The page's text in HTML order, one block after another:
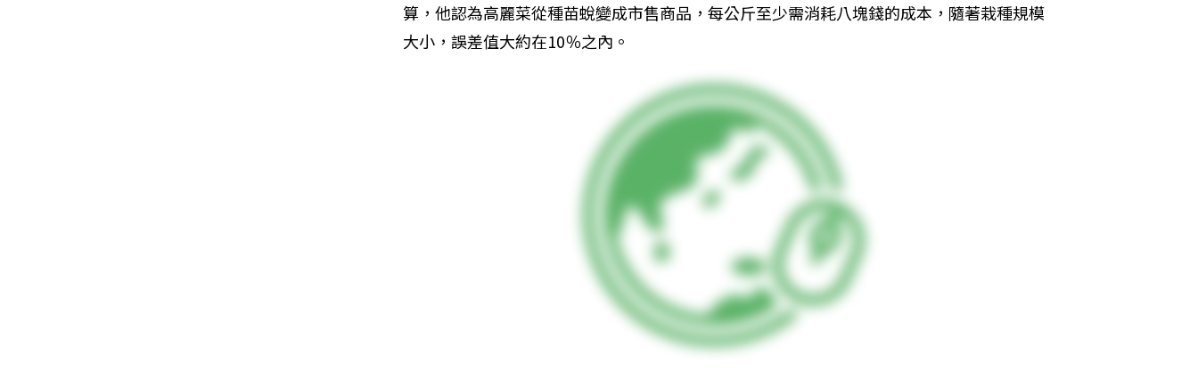
算，他認為高麗菜從種苗蛻變成市售商品，每公斤至少需消耗八塊錢的成本，隨著栽種規模
大小，誤差值大約在10％之內。